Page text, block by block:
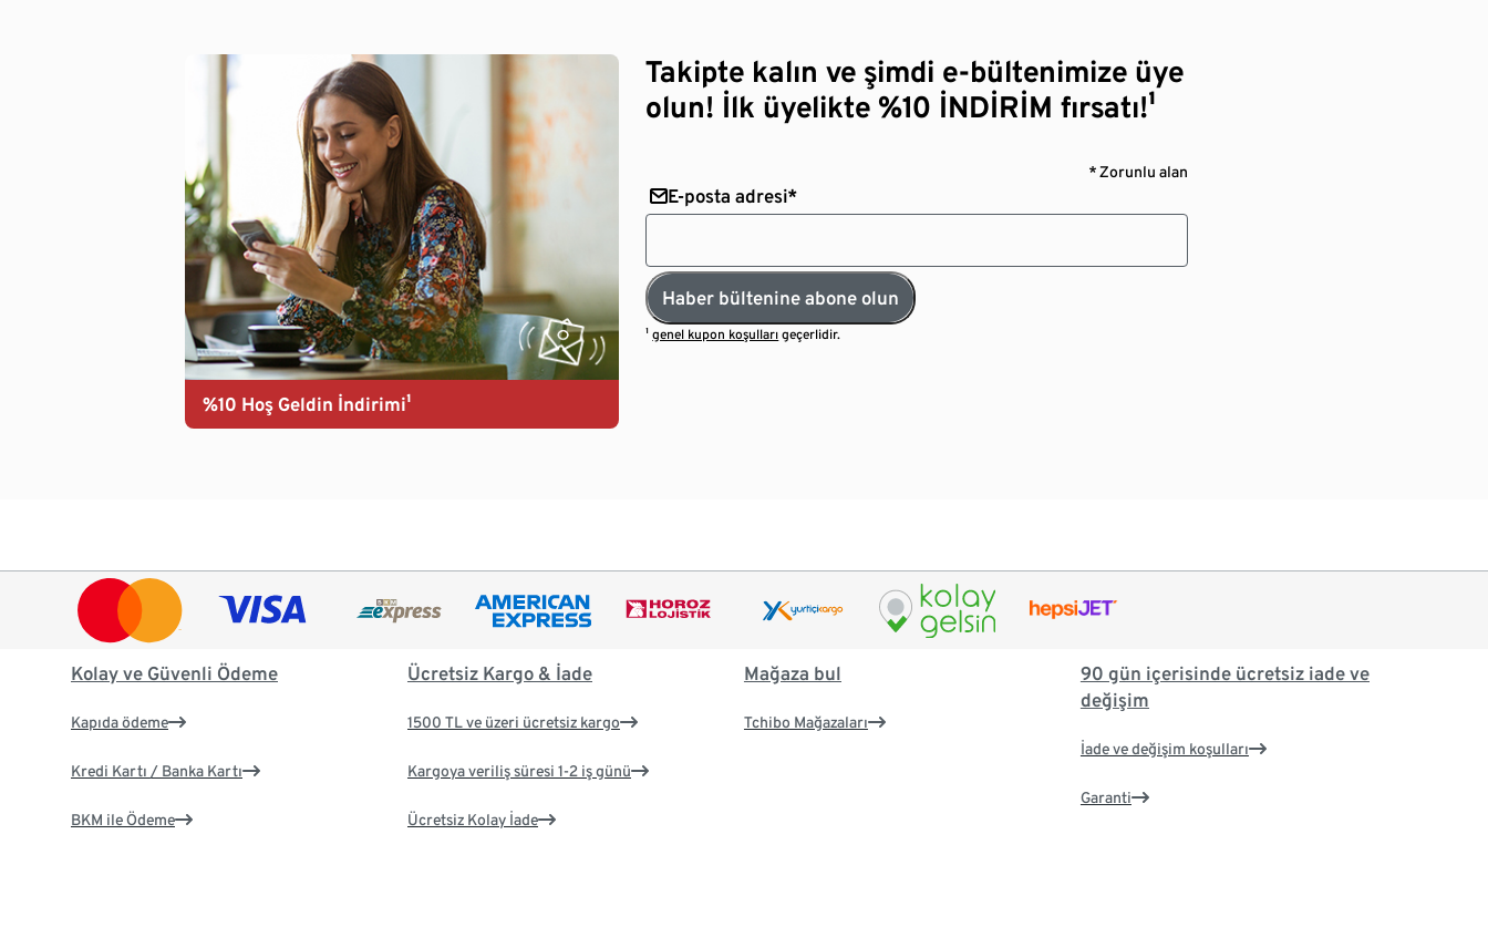
%10 Hoş Geldin İndirimi¹
Takipte kalın ve şimdi e-bültenimize üye
olun! İlk üyelikte %10 İNDİRİM fırsatı!¹
* Zorunlu alan
E-posta adresi*
Haber bültenine abone olun
¹genel kupon koşulları geçerlidir.
Kolay ve Güvenli Ödeme
Kapıda ödeme
Kredi Kartı / Banka Kartı
BKM ile Ödeme
Ücretsiz Kargo & İade
1500 TL ve üzeri ücretsiz kargo
Kargoya veriliş süresi 1-2 iş günü
Ücretsiz Kolay İade
Mağaza bul
Tchibo Mağazaları
90 gün içerisinde ücretsiz iade ve
değişim
İade ve değişim koşulları
Garanti